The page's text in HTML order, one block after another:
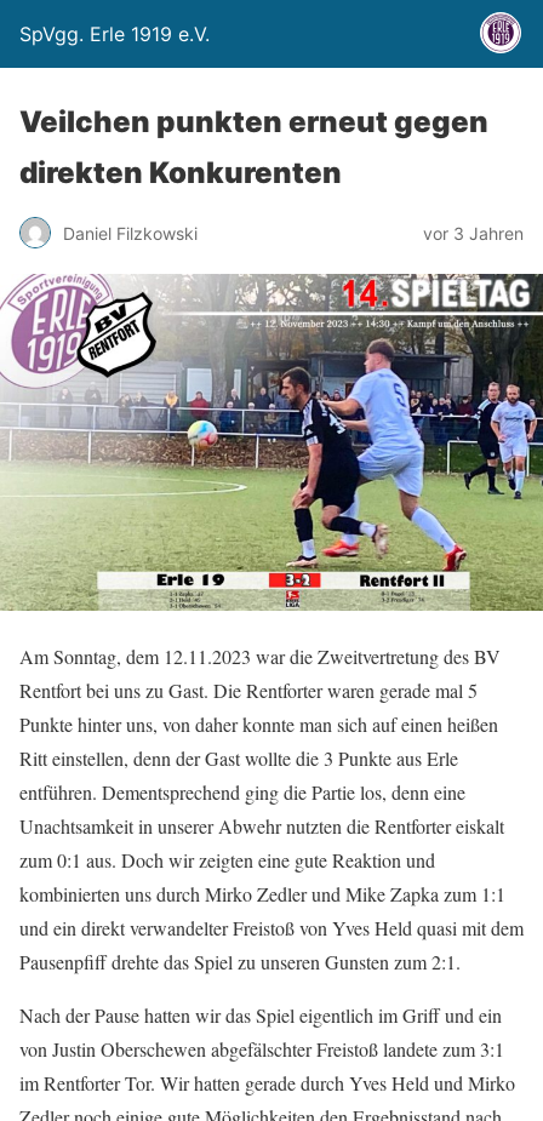
SpVgg. Erle 1919 e.V.
Veilchen punkten erneut gegen
direkten Konkurenten
Daniel Filzkowski vor 3 Jahren
Am Sonntag, dem 12.11.2023 war die Zweitvertretung des BV
Rentfort bei uns zu Gast. Die Rentforter waren gerade mal 5
Punkte hinter uns, von daher konnte man sich auf einen heißen
Ritt einstellen, denn der Gast wollte die 3 Punkte aus Erle
entführen. Dementsprechend ging die Partie los, denn eine
Unachtsamkeit in unserer Abwehr nutzten die Rentforter eiskalt
zum 0:1 aus. Doch wir zeigten eine gute Reaktion und
kombinierten uns durch Mirko Zedler und Mike Zapka zum 1:1
und ein direkt verwandelter Freistoß von Yves Held quasi mit dem
Pausenpfiff drehte das Spiel zu unseren Gunsten zum 2:1.
Nach der Pause hatten wir das Spiel eigentlich im Griff und ein
von Justin Oberschewen abgefälschter Freistoß landete zum 3:1
im Rentforter Tor. Wir hatten gerade durch Yves Held und Mirko